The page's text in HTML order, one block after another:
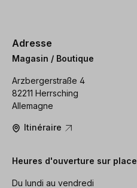
Adresse
Magasin / Boutique
Arzbergerstraße 4
82211 Herrsching
Allemagne
Itinéraire
Heures d'ouverture sur place
Du lundi au vendredi